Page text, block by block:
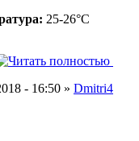
25-26°C
- 16:50 » Dmitri4